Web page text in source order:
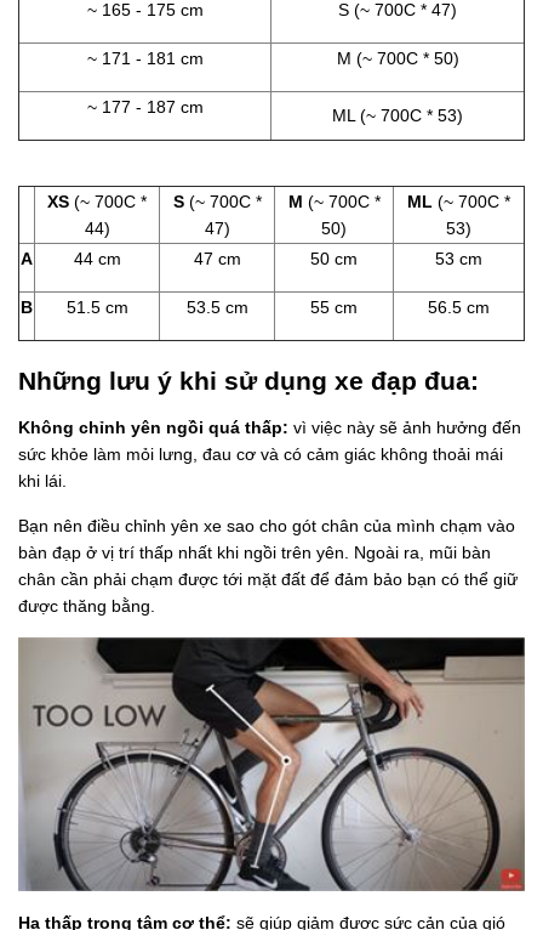
~ 165 - 175 cm S (~ 700C * 47)
~ 171 - 181 cm M (~ 700C * 50)
~ 177 - 187 cm ML (~ 700C * 53)
XS (~ 700C *
44)
S (~ 700C *
47)
M (~ 700C *
50)
ML (~ 700C *
53)
A
44 cm 47 cm 50 cm 53 cm
B 51.5 cm 53.5 cm 55 cm 56.5 cm
Những lưu ý khi sử dụng xe đạp đua:
Không chỉnh yên ngồi quá thấp: vì việc này sẽ ảnh hưởng đến
sức khỏe làm mỏi lưng, đau cơ và có cảm giác không thoải mái
khi lái.
Bạn nên điều chỉnh yên xe sao cho gót chân của mình chạm vào
bàn đạp ở vị trí thấp nhất khi ngồi trên yên. Ngoài ra, mũi bàn
chân cần phải chạm được tới mặt đất để đảm bảo bạn có thể giữ
được thăng bằng.
Hạ thấp trọng tâm cơ thể: sẽ giúp giảm được sức cản của gió